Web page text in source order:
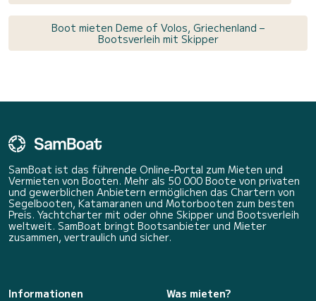
Boot mieten Deme of Volos, Griechenland –
Bootsverleih mit Skipper
SamBoat ist das führende Online-Portal zum Mieten und
Vermieten von Booten. Mehr als 50 000 Boote von privaten
und gewerblichen Anbietern ermöglichen das Chartern von
Segelbooten, Katamaranen und Motorbooten zum besten
Preis. Yachtcharter mit oder ohne Skipper und Bootsverleih
weltweit. SamBoat bringt Bootsanbieter und Mieter
zusammen, vertraulich und sicher.
Informationen
Was mieten?